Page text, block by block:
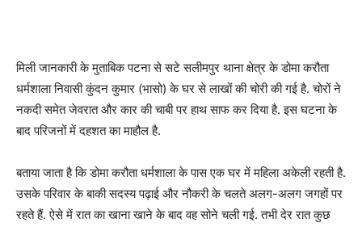
मिली जानकारी के मुताबिक पटना से सटे सलीमपुर थाना क्षेत्र के डोमा करौता
धर्मशाला निवासी कुंदन कुमार (भासो) के घर से लाखों की चोरी की गई है. चोरों ने
नकदी समेत जेवरात और कार की चाबी पर हाथ साफ कर दिया है. इस घटना के
बाद परिजनों में दहशत का माहौल है.
बताया जाता है कि डोमा करौता धर्मशाला के पास एक घर में महिला अकेली रहती है.
उसके परिवार के बाकी सदस्य पढ़ाई और नौकरी के चलते अलग-अलग जगहों पर
रहते हैं. ऐसे में रात का खाना खाने के बाद वह सोने चली गई. तभी देर रात कुछ